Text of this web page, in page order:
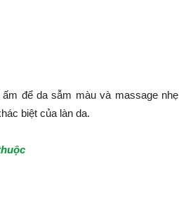
để da sẫm màu và massage nhẹ
biệt của làn da.